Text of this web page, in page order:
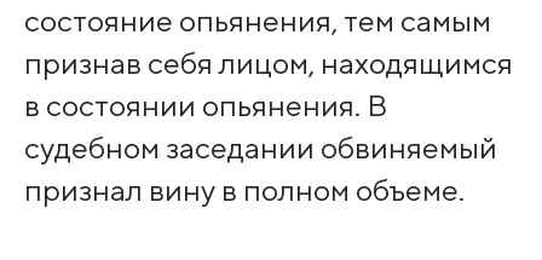
состояние опьянения, тем самым
признав себя лицом, находящимся
в состоянии опьянения. В
судебном заседании обвиняемый
признал вину в полном объеме.